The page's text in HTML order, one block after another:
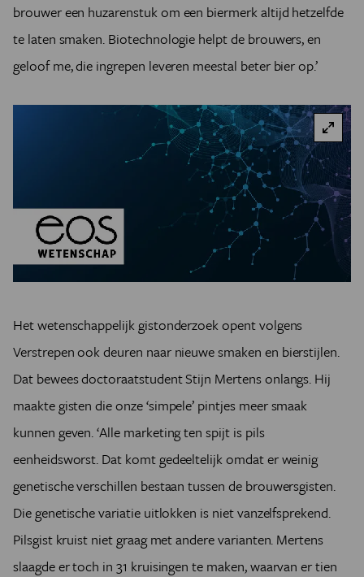
brouwer een huzarenstuk om een biermerk altijd hetzelfde
te laten smaken. Biotechnologie helpt de brouwers, en
geloof me, die ingrepen leveren meestal beter bier op.’
Het wetenschappelijk gistonderzoek opent volgens
Verstrepen ook deuren naar nieuwe smaken en bierstijlen.
Dat bewees doctoraatstudent Stijn Mertens onlangs. Hij
maakte gisten die onze ‘simpele’ pintjes meer smaak
kunnen geven. ‘Alle marketing ten spijt is pils
eenheidsworst. Dat komt gedeeltelijk omdat er weinig
genetische verschillen bestaan tussen de brouwersgisten.
Die genetische variatie uitlokken is niet vanzelfsprekend.
Pilsgist kruist niet graag met andere varianten. Mertens
slaagde er toch in 31 kruisingen te maken, waarvan er tien